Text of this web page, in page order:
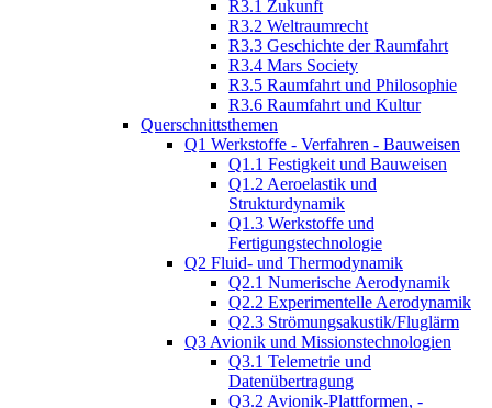
R3.1 Zukunft
R3.2 Weltraumrecht
R3.3 Geschichte der Raumfahrt
R3.4 Mars Society
R3.5 Raumfahrt und Philosophie
R3.6 Raumfahrt und Kultur
Querschnittsthemen
Q1 Werkstoffe - Verfahren - Bauweisen
Q1.1 Festigkeit und Bauweisen
Q1.2 Aeroelastik und
Strukturdynamik
Q1.3 Werkstoffe und
Fertigungstechnologie
Q2 Fluid- und Thermodynamik
Q2.1 Numerische Aerodynamik
Q2.2 Experimentelle Aerodynamik
Q2.3 Strömungsakustik/Fluglärm
Q3 Avionik und Missionstechnologien
Q3.1 Telemetrie und
Datenübertragung
Q3.2 Avionik-Plattformen, -